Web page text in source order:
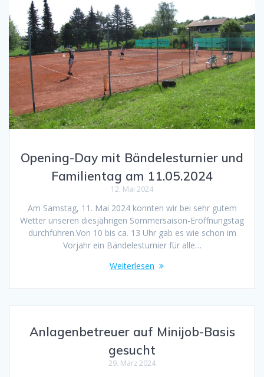
Opening-Day mit Bändelesturnier und
Familientag am 11.05.2024
12. Mai 2024
Am Samstag, 11. Mai 2024 konnten wir bei sehr gutem
Wetter unseren diesjährigen Sommersaison-Eröffnungstag
durchführen.Von 10 bis ca. 13 Uhr gab es wie schon im
Vorjahr ein Bändelesturnier für alle…
Weiterlesen
Anlagenbetreuer auf Minijob-Basis
gesucht
29. März 2024